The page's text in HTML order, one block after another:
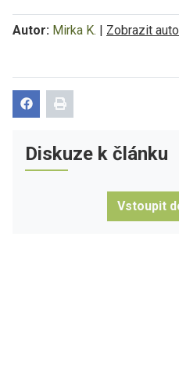
Autor: Mirka K. | Zobrazit
Diskuze k článku
Vstoupit